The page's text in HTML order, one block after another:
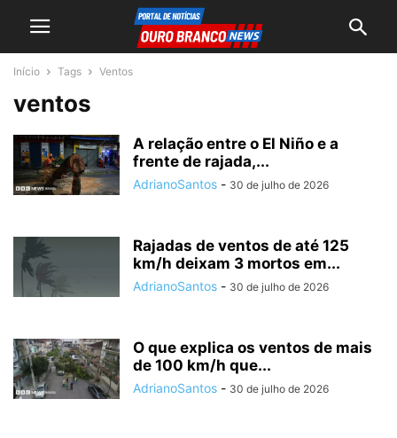
Início Tags Ventos
ventos
A relação entre o El Niño e a
frente de rajada,...
AdrianoSantos - 30 de julho de 2026
Rajadas de ventos de até 125
km/h deixam 3 mortos em...
AdrianoSantos - 30 de julho de 2026
O que explica os ventos de mais
de 100 km/h que...
AdrianoSantos - 30 de julho de 2026